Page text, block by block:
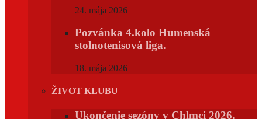
24. mája 2026
Pozvánka 4.kolo Humenská
stolnotenisová liga.
18. mája 2026
ŽIVOT KLUBU
Ukončenie sezóny v Chlmci 2026.